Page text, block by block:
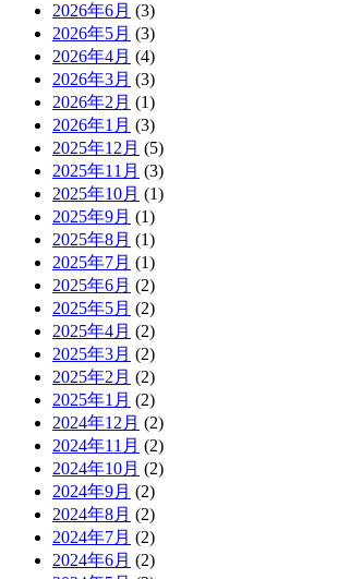
2026年6月 (3)
2026年5月 (3)
2026年4月 (4)
2026年3月 (3)
2026年2月 (1)
2026年1月 (3)
2025年12月 (5)
2025年11月 (3)
2025年10月 (1)
2025年9月 (1)
2025年8月 (1)
2025年7月 (1)
2025年6月 (2)
2025年5月 (2)
2025年4月 (2)
2025年3月 (2)
2025年2月 (2)
2025年1月 (2)
2024年12月 (2)
2024年11月 (2)
2024年10月 (2)
2024年9月 (2)
2024年8月 (2)
2024年7月 (2)
2024年6月 (2)